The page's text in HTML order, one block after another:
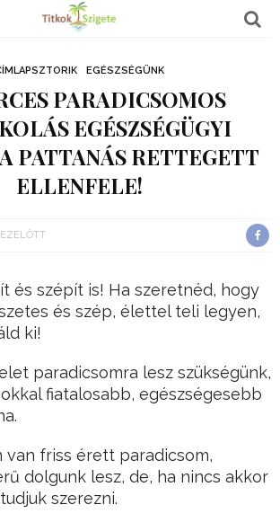
EGÉSZSÉGÜNK
PARADICSOMOS
EGÉSZSÉGÜGYI
PATTANÁS RETTEGETT
ELLENFELE!
és szépít is! Ha szeretnéd, hogy
és szép, élettel teli legyen,
ki!
paradicsomra lesz szükségünk,
fiatalosabb, egészségesebb
van friss érett paradicsom,
dolgunk lesz, de, ha nincs akkor
szerezni.